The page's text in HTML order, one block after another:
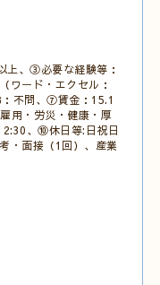
、③必要な経験等：
ワード・エクセル：
不問、⑦賃金：15.1
用・労災・健康・厚
、⑩休日等:日祝日
・面接（1回）、産業